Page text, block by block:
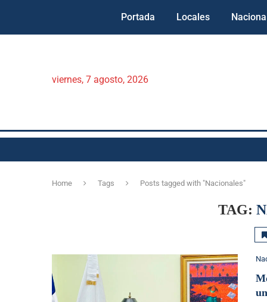
Portada Locales
viernes, 7 agosto, 2026
Home Tags Posts tagged with "Nacionales"
TAG: